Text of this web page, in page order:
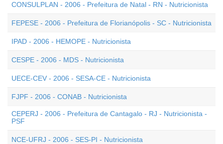
CONSULPLAN - 2006 - Prefeitura de Natal - RN - Nutricionista
FEPESE - 2006 - Prefeitura de Florianópolis - SC - Nutricionista
IPAD - 2006 - HEMOPE - Nutricionista
CESPE - 2006 - MDS - Nutricionista
UECE-CEV - 2006 - SESA-CE - Nutricionista
FJPF - 2006 - CONAB - Nutricionista
CEPERJ - 2006 - Prefeitura de Cantagalo - RJ - Nutricionista -
PSF
NCE-UFRJ - 2006 - SES-PI - Nutricionista